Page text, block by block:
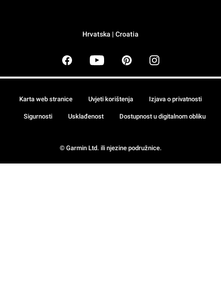
Hrvatska | Croatia
© Garmin Ltd. ili njezine podružnice.
Karta web stranice Uvjeti korištenja Izjava o privatnosti
Sigurnosti Usklađenost Dostupnost u digitalnom obliku